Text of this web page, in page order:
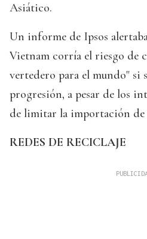
Asiático.
Un informe de Ipsos
Vietnam corría el riesgo de
vertedero para el mundo" si
progresión, a pesar de los
de limitar la importación de
REDES DE RECICLAJE